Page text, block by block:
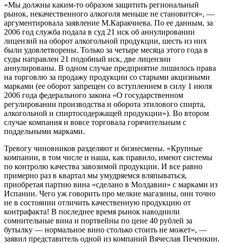
«Мы должны каким-то образом защитить региональный
рынок, некачественного алкоголя меньше не становится», —
аргументировала заявление М.Каракчиева. По ее данным, за
2006 год служба подала в суд 21 иск об аннулировании
лицензий на оборот алкогольной продукции, шесть из них
были удовлетворены. Только за четыре месяца этого года в
суды направлен 21 подобный иск, две лицензии
аннулированы. В одном случае предприятие лишилось права
на торговлю за продажу продукции со старыми акцизными
марками (ее оборот запрещен со вступлением в силу 1 июля
2006 года федерального закона «О государственном
регулировании производства и оборота этилового спирта,
алкогольной и спиртосодержащей продукции»). Во втором
случае компания и вовсе торговала горячительным с
поддельными марками.
Тревогу чиновников разделяют и бизнесмены. «Крупные
компании, в том числе и наша, как правило, имеют системы
по контролю качества завозимой продукции. И все равно
примерно раз в квартал мы умудряемся вляпываться,
приобретая партию вина «сделано в Молдавии» с марками из
Испании. Чего уж говорить про мелкие магазины, они точно
не в состоянии отличить качественную продукцию от
контрафакта! В последнее время рынок наводнили
сомнительные вина и портвейны по цене 40 рублей за
бутылку — нормальное вино столько стоить не может», —
заявил представитель одной из компаний Вячеслав Печенкин.